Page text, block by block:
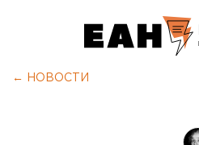
← НОВОСТИ